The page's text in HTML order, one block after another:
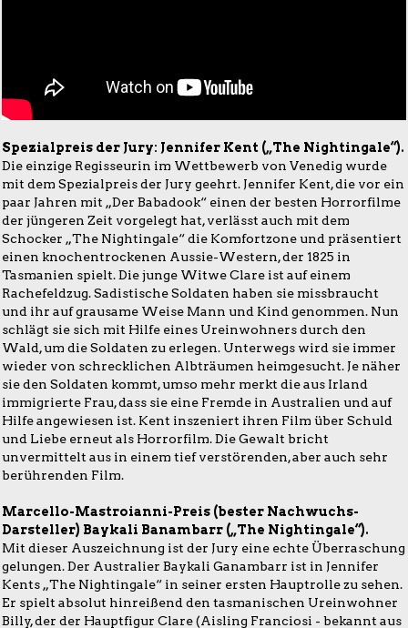
Spezialpreis der Jury: Jennifer Kent („The Nightingale“).
Die einzige Regisseurin im Wettbewerb von Venedig wurde
mit dem Spezialpreis der Jury geehrt. Jennifer Kent, die vor ein
paar Jahren mit „Der Babadook“ einen der besten Horrorfilme
der jüngeren Zeit vorgelegt hat, verlässt auch mit dem
Schocker „The Nightingale“ die Komfortzone und präsentiert
einen knochentrockenen Aussie-Western, der 1825 in
Tasmanien spielt. Die junge Witwe Clare ist auf einem
Rachefeldzug. Sadistische Soldaten haben sie missbraucht
und ihr auf grausame Weise Mann und Kind genommen. Nun
schlägt sie sich mit Hilfe eines Ureinwohners durch den
Wald, um die Soldaten zu erlegen. Unterwegs wird sie immer
wieder von schrecklichen Albträumen heimgesucht. Je näher
sie den Soldaten kommt, umso mehr merkt die aus Irland
immigrierte Frau, dass sie eine Fremde in Australien und auf
Hilfe angewiesen ist. Kent inszeniert ihren Film über Schuld
und Liebe erneut als Horrorfilm. Die Gewalt bricht
unvermittelt aus in einem tief verstörenden, aber auch sehr
berührenden Film.
Marcello-Mastroianni-Preis (bester Nachwuchs-
Darsteller) Baykali Banambarr („The Nightingale“).
Mit dieser Auszeichnung ist der Jury eine echte Überraschung
gelungen. Der Australier Baykali Ganambarr ist in Jennifer
Kents „The Nightingale“ in seiner ersten Hauptrolle zu sehen.
Er spielt absolut hinreißend den tasmanischen Ureinwohner
Billy, der der Hauptfigur Clare (Aisling Franciosi - bekannt aus